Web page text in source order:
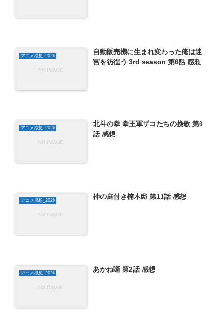
アニメ感想_2026
自動販売機に生まれ変わった俺は迷
宮を彷徨う 3rd season 第6話 感想
アニメ感想_2026
北斗の拳 拳王軍ザコたちの挽歌 第6
話 感想
アニメ感想_2026 神の庭付き楠木邸 第11話 感想
アニメ感想_2026 あかね噺 第2話 感想